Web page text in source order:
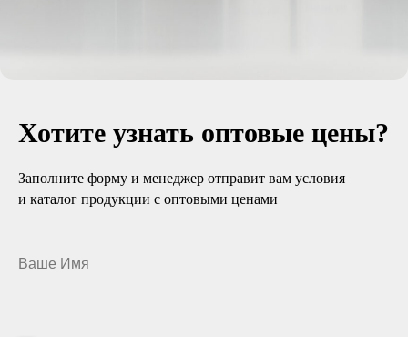
Хотите узнать оптовые цены?
Заполните форму и менеджер отправит вам условия
и каталог продукции с оптовыми ценами